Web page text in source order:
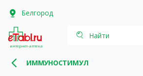
Белгород
интернет-аптека
Найти
ИММУНОСТИМУЛ